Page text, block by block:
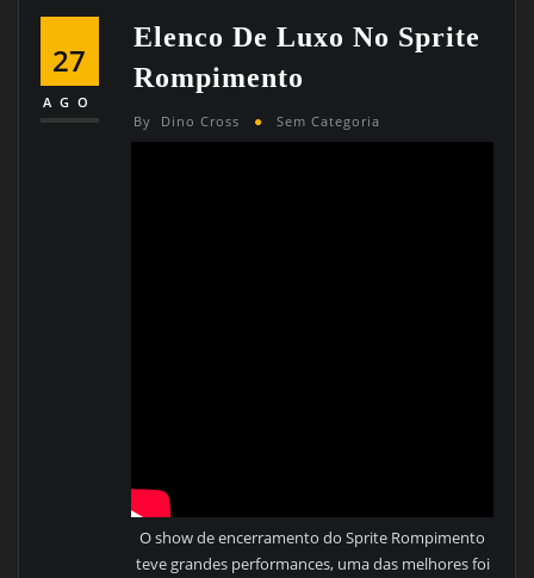
27
AGO
Elenco De Luxo No Sprite
Rompimento
By Dino Cross Sem Categoria
O show de encerramento do Sprite Rompimento
teve grandes performances, uma das melhores foi